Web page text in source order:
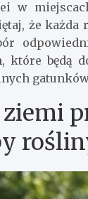
w
że każda
które będą